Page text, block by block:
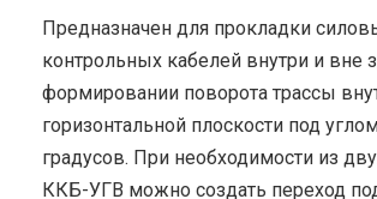
Предназначен для прокладки
контрольных кабелей внутри и вне
формировании поворота трассы
горизонтальной плоскости под
градусов. При необходимости из
ККБ-УГВ можно создать переход